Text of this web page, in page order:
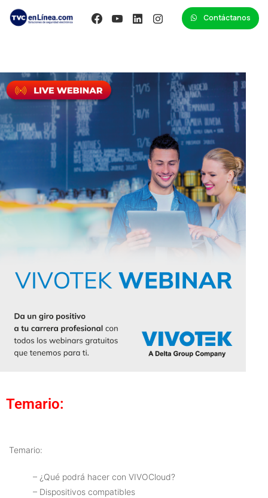
Contáctanos
Temario:
Temario:
– ¿Qué podrá hacer con VIVOCloud?
– Dispositivos compatibles